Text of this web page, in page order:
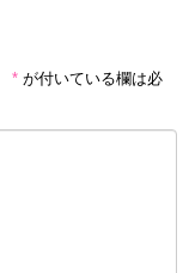
* が付いている欄は必